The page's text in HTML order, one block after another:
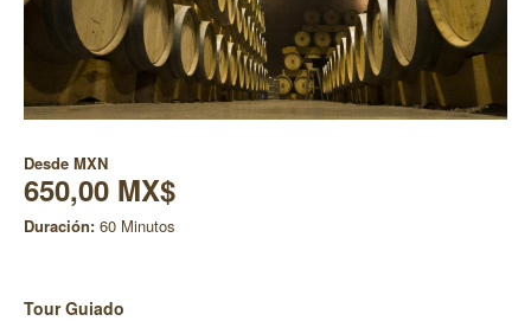
Desde MXN
650,00 MX$
Duración: 60 Minutos
Tour Guiado